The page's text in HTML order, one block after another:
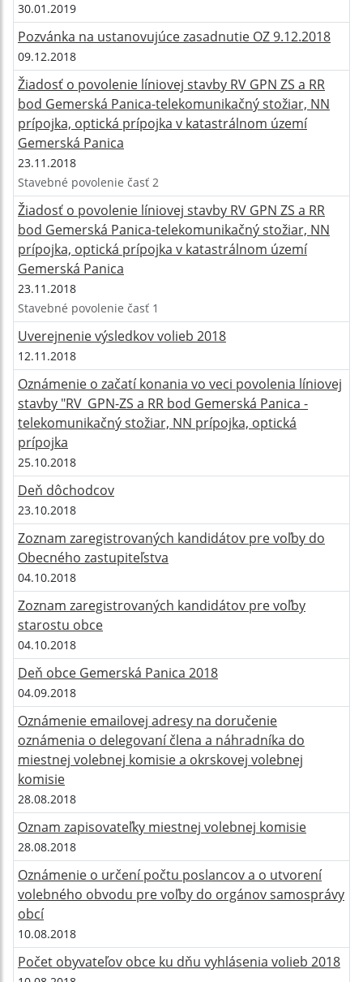
30.01.2019
Pozvánka na ustanovujúce zasadnutie OZ 9.12.2018
09.12.2018
Žiadosť o povolenie líniovej stavby RV GPN ZS a RR
bod Gemerská Panica-telekomunikačný stožiar, NN
prípojka, optická prípojka v katastrálnom území
Gemerská Panica
23.11.2018
Stavebné povolenie časť 2
Žiadosť o povolenie líniovej stavby RV GPN ZS a RR
bod Gemerská Panica-telekomunikačný stožiar, NN
prípojka, optická prípojka v katastrálnom území
Gemerská Panica
23.11.2018
Stavebné povolenie časť 1
Uverejnenie výsledkov volieb 2018
12.11.2018
Oznámenie o začatí konania vo veci povolenia líniovej
stavby "RV_GPN-ZS a RR bod Gemerská Panica -
telekomunikačný stožiar, NN prípojka, optická
prípojka
25.10.2018
Deň dôchodcov
23.10.2018
Zoznam zaregistrovaných kandidátov pre voľby do
Obecného zastupiteľstva
04.10.2018
Zoznam zaregistrovaných kandidátov pre voľby
starostu obce
04.10.2018
Deň obce Gemerská Panica 2018
04.09.2018
Oznámenie emailovej adresy na doručenie
oznámenia o delegovaní člena a náhradníka do
miestnej volebnej komisie a okrskovej volebnej
komisie
28.08.2018
Oznam zapisovateľky miestnej volebnej komisie
28.08.2018
Oznámenie o určení počtu poslancov a o utvorení
volebného obvodu pre voľby do orgánov samosprávy
obcí
10.08.2018
Počet obyvateľov obce ku dňu vyhlásenia volieb 2018